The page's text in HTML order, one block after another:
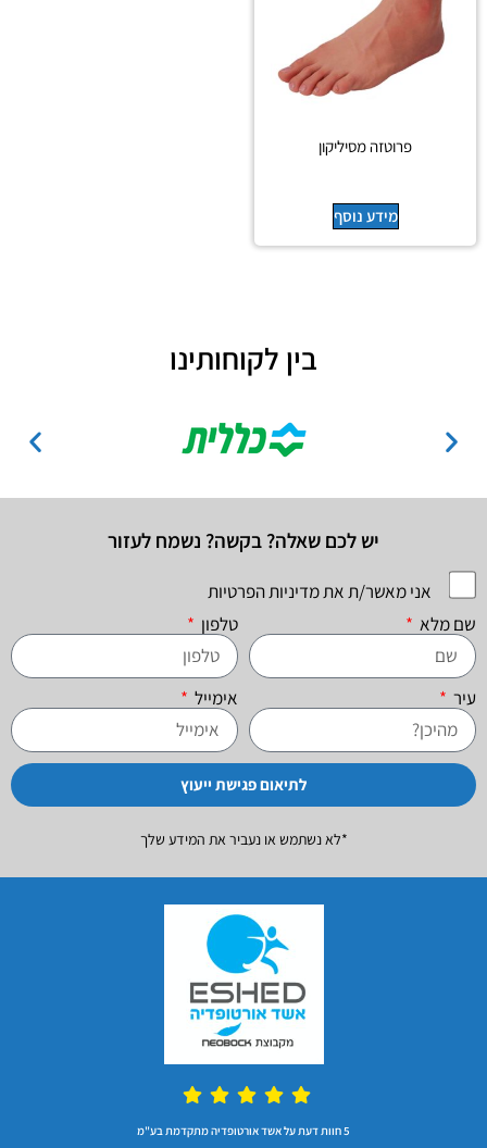
פרוטזה מסיליקון
מידע נוסף
בין לקוחותינו
יש לכם שאלה? בקשה? נשמח לעזור
אני מאשר/ת את מדיניות הפרטיות
שם מלא
טלפון
עיר אימייל
לתיאום פגישת ייעוץ
*לא נשתמש או נעביר את המידע שלך
5 חוות דעת על אשד אורטופדיה מתקדמת בע"מ